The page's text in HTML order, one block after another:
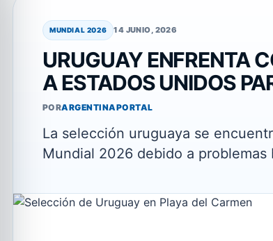
MUNDIAL 2026 14 JUNIO, 2026
URUGUAY ENFRENTA
A ESTADOS UNIDOS
PORARGENTINAPORTAL
La selección uruguaya se
Mundial 2026 debido a